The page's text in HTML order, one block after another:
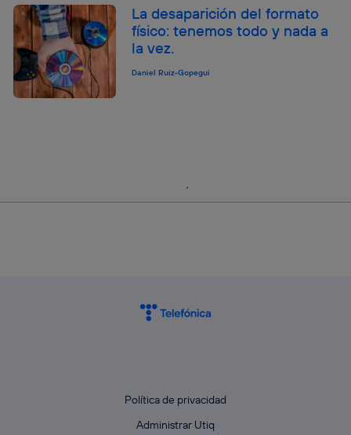
La desaparición del formato
físico: tenemos todo y nada a
la vez.
Daniel Ruiz-Gopegui
Política de privacidad
Administrar Utiq